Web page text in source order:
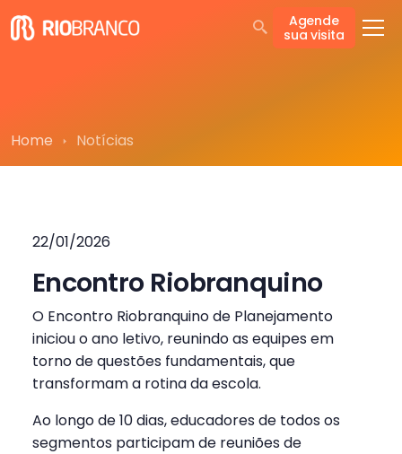
Agende
sua visita
Home Notícias
22/01/2026
Encontro Riobranquino
O Encontro Riobranquino de Planejamento
iniciou o ano letivo, reunindo as equipes em
torno de questões fundamentais, que
transformam a rotina da escola.
Ao longo de 10 dias, educadores de todos os
segmentos participam de reuniões de